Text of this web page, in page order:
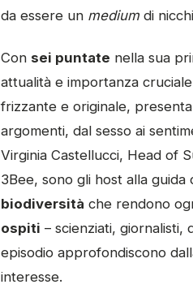
da essere un medium di
Con sei puntate nella sua
attualità e importanza
frizzante e originale,
argomenti, dal sesso ai
Virginia Castellucci, Head of
3Bee, sono gli host alla guida
biodiversità che rendono
ospiti – scienziati, giornalisti,
episodio approfondiscono
interesse.